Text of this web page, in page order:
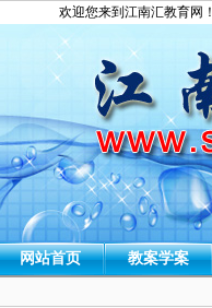
欢迎您来到江南汇教育网！
网站首页 教案学案